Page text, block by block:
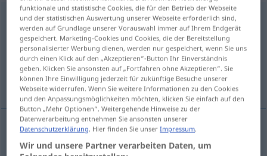
Organspenderm,Organspenderinf
Übersicht aller Übersetzungen
(Für mehr Details die Übersetzung anklicken/antippen)
organdonor
organdonor Organspender
funktionale und statistische Cookies, die für den Betrieb der Webseite
und der statistischen Auswertung unserer Webseite erforderlich sind,
werden auf Grundlage unserer Vorauswahl immer auf Ihrem Endgerät
gespeichert. Marketing-Cookies und Cookies, die der Bereitstellung
personalisierter Werbung dienen, werden nur gespeichert, wenn Sie uns
durch einen Klick auf den „Akzeptieren“-Button Ihr Einverständnis
geben. Klicken Sie ansonsten auf „Fortfahren ohne Akzeptieren“. Sie
können Ihre Einwilligung jederzeit für zukünftige Besuche unserer
Webseite widerrufen. Wenn Sie weitere Informationen zu den Cookies
und den Anpassungsmöglichkeiten möchten, klicken Sie einfach auf den
Button „Mehr Optionen“. Weitergehende Hinweise zu der
Datenverarbeitung entnehmen Sie ansonsten unserer
Datenschutzerklärung. Hier finden Sie unserImpressum.
Wir und unsere Partner verarbeiten Daten, um